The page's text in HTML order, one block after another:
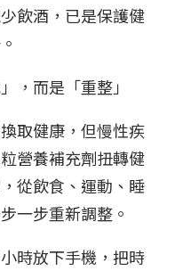
飲酒，已是保護健
，而是「重整」
取健康，但慢性疾
營養補充劑扭轉健
從飲食、運動、睡
一步重新調整。
時放下手機，把時